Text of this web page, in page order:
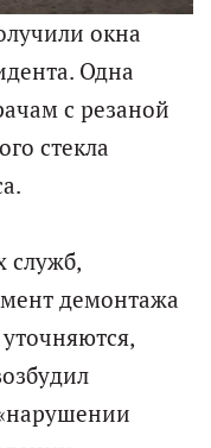
окна
Одна
с резаной
стекла
служб,
демонтажа